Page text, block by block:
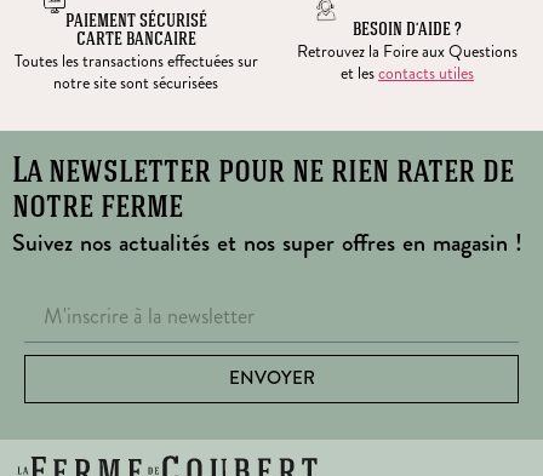
PAIEMENT SÉCURISÉ
CARTE BANCAIRE
Toutes les transactions effectuées sur
notre site sont sécurisées
BESOIN D’AIDE ?
Retrouvez la Foire aux Questions
et lescontacts utiles
La newsletter pour ne rien rater de
notre ferme
Suivez nos actualités et nos super offres en magasin !
ENVOYER